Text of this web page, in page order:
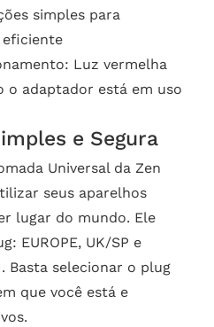
simples para
eficiente
Luz vermelha
o adaptador está em uso
e Segura
Universal da Zen
seus aparelhos
lugar do mundo. Ele
EUROPE, UK/SP e
Basta selecionar o plug
que você está e